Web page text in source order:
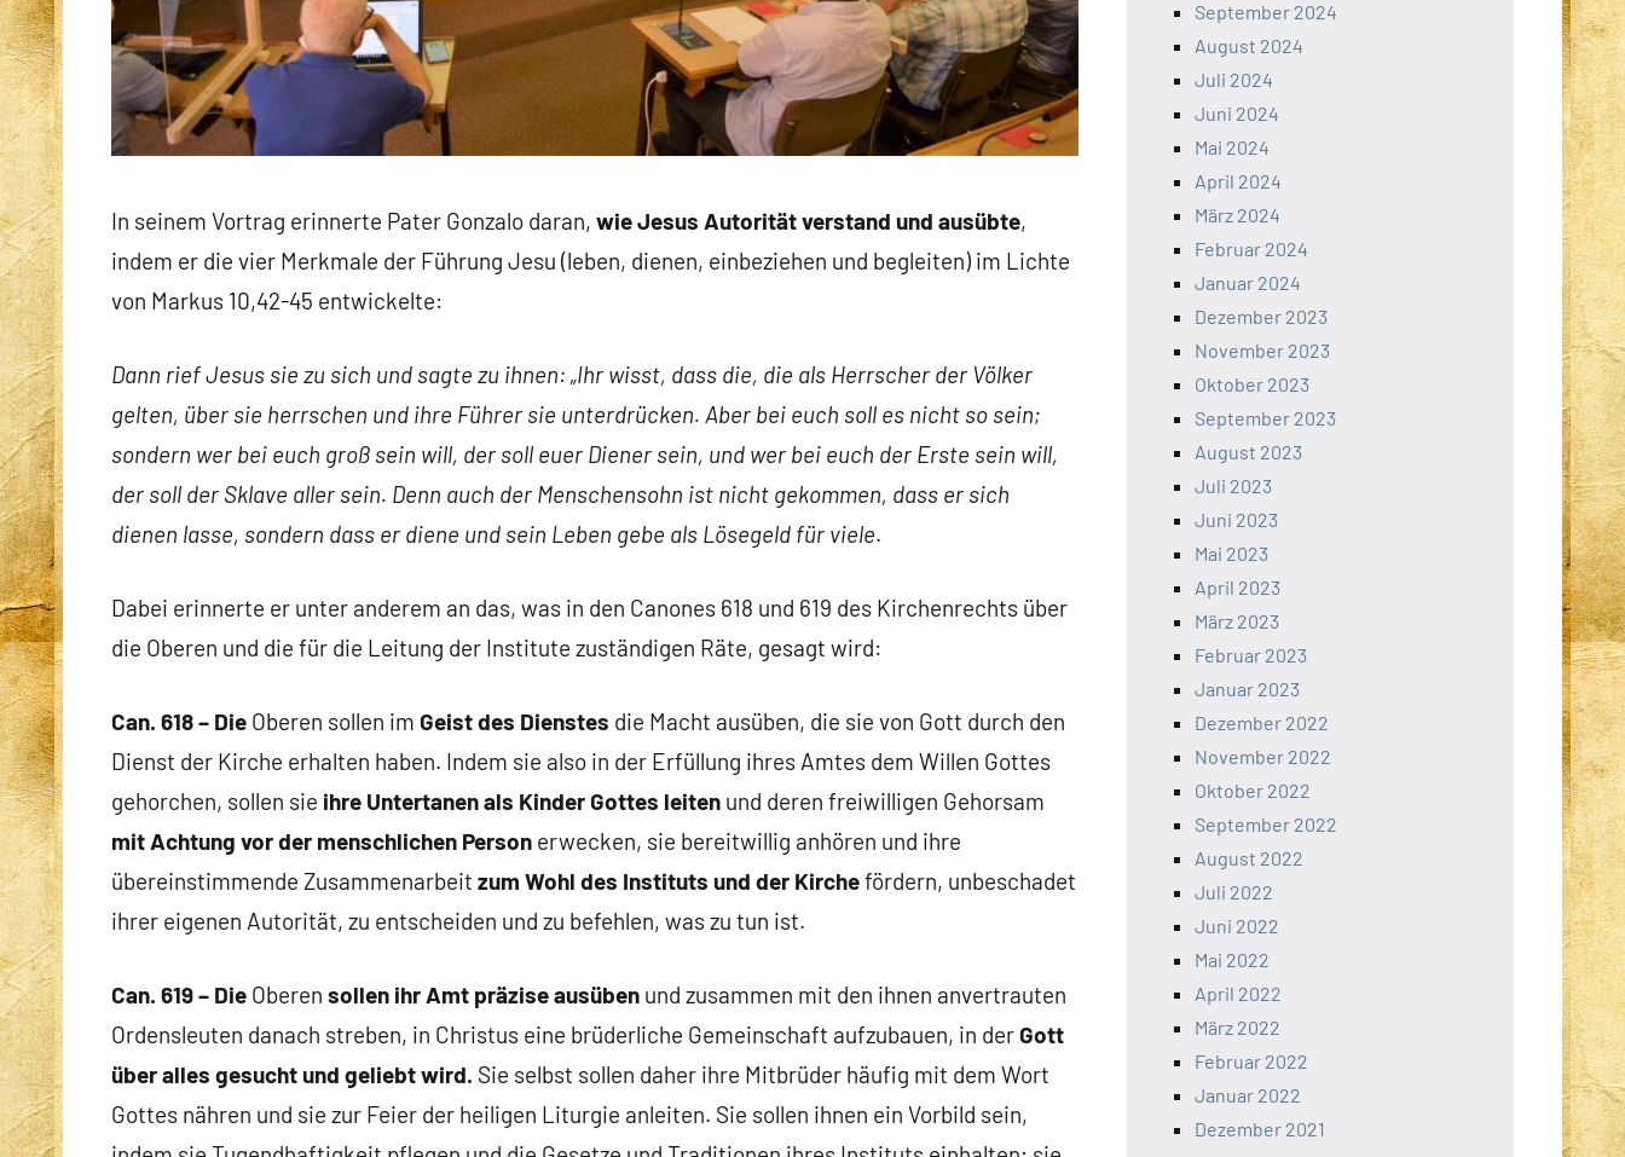
In seinem Vortrag erinnerte Pater Gonzalo daran, wie Jesus Autorität verstand und ausübte,
indem er die vier Merkmale der Führung Jesu (leben, dienen, einbeziehen und begleiten) im Lichte
von Markus 10,42-45 entwickelte:
Dann rief Jesus sie zu sich und sagte zu ihnen: „Ihr wisst, dass die, die als Herrscher der Völker
gelten, über sie herrschen und ihre Führer sie unterdrücken. Aber bei euch soll es nicht so sein;
sondern wer bei euch groß sein will, der soll euer Diener sein, und wer bei euch der Erste sein will,
der soll der Sklave aller sein. Denn auch der Menschensohn ist nicht gekommen, dass er sich
dienen lasse, sondern dass er diene und sein Leben gebe als Lösegeld für viele.
Dabei erinnerte er unter anderem an das, was in den Canones 618 und 619 des Kirchenrechts über
die Oberen und die für die Leitung der Institute zuständigen Räte, gesagt wird:
Can. 618 – Die Oberen sollen im Geist des Dienstes die Macht ausüben, die sie von Gott durch den
Dienst der Kirche erhalten haben. Indem sie also in der Erfüllung ihres Amtes dem Willen Gottes
gehorchen, sollen sie ihre Untertanen als Kinder Gottes leiten und deren freiwilligen Gehorsam
mit Achtung vor der menschlichen Person erwecken, sie bereitwillig anhören und ihre
übereinstimmende Zusammenarbeit zum Wohl des Instituts und der Kirchefördern, unbeschadet
ihrer eigenen Autorität, zu entscheiden und zu befehlen, was zu tun ist.
Can. 619 – Die Oberen sollen ihr Amt präzise ausüben und zusammen mit den ihnen anvertrauten
Ordensleuten danach streben, in Christus eine brüderliche Gemeinschaft aufzubauen, in derGott
über alles gesucht und geliebt wird. Sie selbst sollen daher ihre Mitbrüder häufig mit dem Wort
Gottes nähren und sie zur Feier der heiligen Liturgie anleiten. Sie sollen ihnen ein Vorbild sein,
September 2024
August 2024
Juli 2024
Juni 2024
Mai 2024
April 2024
März 2024
Februar 2024
Januar 2024
Dezember 2023
November 2023
Oktober 2023
September 2023
August 2023
Juli 2023
Juni 2023
Mai 2023
April 2023
März 2023
Februar 2023
Januar 2023
Dezember 2022
November 2022
Oktober 2022
September 2022
August 2022
Juli 2022
Juni 2022
Mai 2022
April 2022
März 2022
Februar 2022
Januar 2022
Dezember 2021